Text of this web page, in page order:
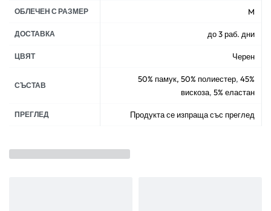
ОБЛЕЧЕН С РАЗМЕР M
ДОСТАВКА до 3 раб. дни
ЦВЯТ Черен
СЪСТАВ
50% памук, 50% полиестер, 45%
вискоза, 5% еластан
ПРЕГЛЕД Продукта се изпраща със преглед